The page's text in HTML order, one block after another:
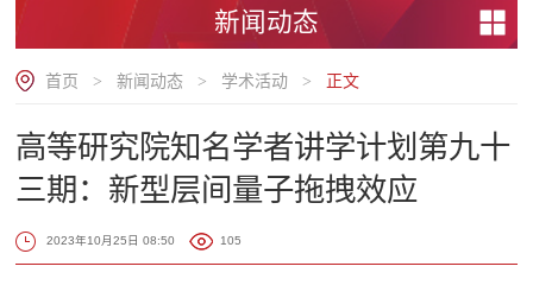
新闻动态
首页 > 新闻动态 > 学术活动 > 正文
高等研究院知名学者讲学计划第九十
三期：新型层间量子拖拽效应
2023年10月25日 08:50 105